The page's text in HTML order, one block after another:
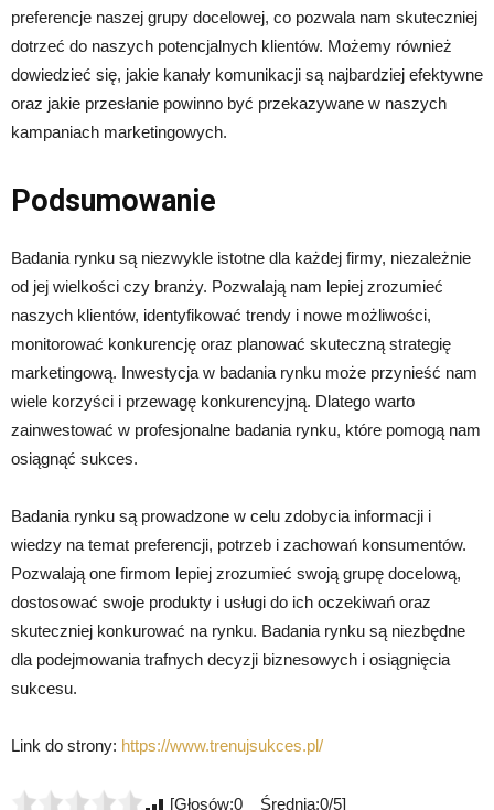
preferencje naszej grupy docelowej, co pozwala nam skuteczniej
dotrzeć do naszych potencjalnych klientów. Możemy również
dowiedzieć się, jakie kanały komunikacji są najbardziej efektywne
oraz jakie przesłanie powinno być przekazywane w naszych
kampaniach marketingowych.
Podsumowanie
Badania rynku są niezwykle istotne dla każdej firmy, niezależnie
od jej wielkości czy branży. Pozwalają nam lepiej zrozumieć
naszych klientów, identyfikować trendy i nowe możliwości,
monitorować konkurencję oraz planować skuteczną strategię
marketingową. Inwestycja w badania rynku może przynieść nam
wiele korzyści i przewagę konkurencyjną. Dlatego warto
zainwestować w profesjonalne badania rynku, które pomogą nam
osiągnąć sukces.
Badania rynku są prowadzone w celu zdobycia informacji i
wiedzy na temat preferencji, potrzeb i zachowań konsumentów.
Pozwalają one firmom lepiej zrozumieć swoją grupę docelową,
dostosować swoje produkty i usługi do ich oczekiwań oraz
skuteczniej konkurować na rynku. Badania rynku są niezbędne
dla podejmowania trafnych decyzji biznesowych i osiągnięcia
sukcesu.
Link do strony: https://www.trenujsukces.pl/
[Głosów:0 Średnia:0/5]